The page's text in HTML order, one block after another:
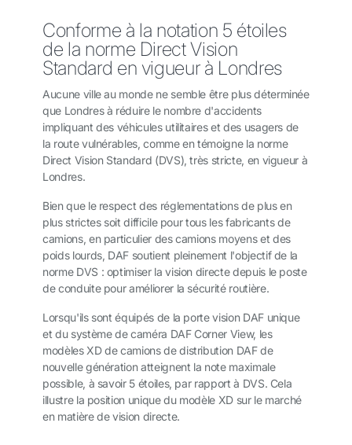
Conforme à la notation 5 étoiles
de la norme Direct Vision
Standard en vigueur à Londres
Aucune ville au monde ne semble être plus déterminée
que Londres à réduire le nombre d'accidents
impliquant des véhicules utilitaires et des usagers de
la route vulnérables, comme en témoigne la norme
Direct Vision Standard (DVS), très stricte, en vigueur à
Londres.
Bien que le respect des réglementations de plus en
plus strictes soit difficile pour tous les fabricants de
camions, en particulier des camions moyens et des
poids lourds, DAF soutient pleinement l'objectif de la
norme DVS : optimiser la vision directe depuis le poste
de conduite pour améliorer la sécurité routière.
Lorsqu'ils sont équipés de la porte vision DAF unique
et du système de caméra DAF Corner View, les
modèles XD de camions de distribution DAF de
nouvelle génération atteignent la note maximale
possible, à savoir 5 étoiles, par rapport à DVS. Cela
illustre la position unique du modèle XD sur le marché
en matière de vision directe.